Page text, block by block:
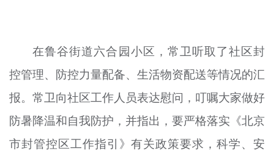
北京宣传文化引导基金
宣传思想文化人才
专题
资料库
+
在鲁谷街道六合园小区，常卫听取了社区封
控管理、防控力量配备、生活物资配送等情况的汇
报。常卫向社区工作人员表达慰问，叮嘱大家做好
防暑降温和自我防护，并指出，要严格落实《北京
市封管控区工作指引》有关政策要求，科学、安